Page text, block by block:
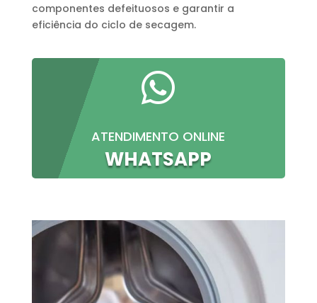
componentes defeituosos e garantir a
eficiência do ciclo de secagem.

ATENDIMENTO ONLINE
WHATSAPP